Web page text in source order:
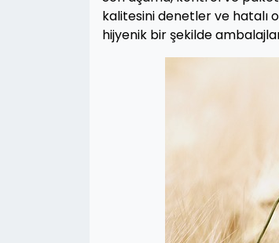
kalitesini denetler ve hatalı
hijyenik bir şekilde